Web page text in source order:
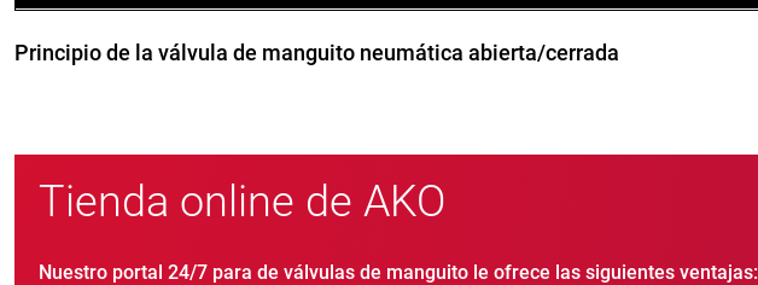
Principio de la válvula de manguito neumática abierta/cerrada
Tienda online de AKO
Nuestro portal 24/7 para de válvulas de manguito le ofrece las siguientes ventajas: